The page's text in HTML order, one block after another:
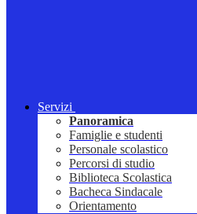
Servizi
Panoramica
Famiglie e studenti
Personale scolastico
Percorsi di studio
Biblioteca Scolastica
Bacheca Sindacale
Orientamento